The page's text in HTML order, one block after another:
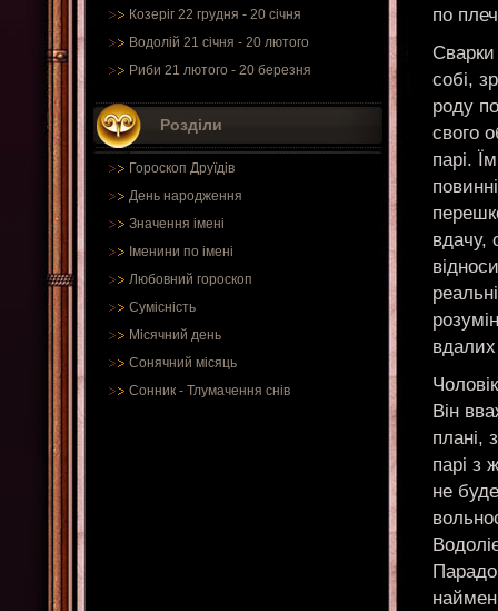
Козеріг 22 грудня - 20 січня
Водолій 21 січня - 20 лютого
Риби 21 лютого - 20 березня
Розділи
Гороскоп Друїдів
День народження
Значення імені
Іменини по імені
Любовний гороскоп
Сумісність
Місячний день
Сонячний місяць
Сонник - Тлумачення снів
по
Сварки
собі,
роду
свого
парі.
вдачу,
Він
плані,
парі з
не